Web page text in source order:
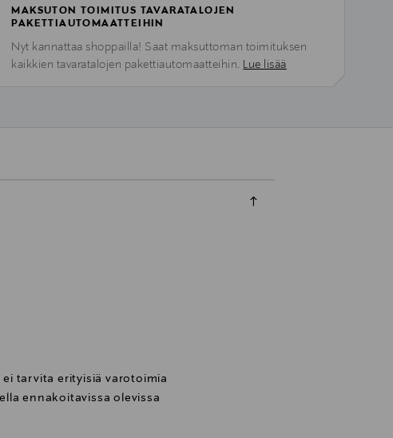
MAKSUTON TOIMITUS TAVARATALOJEN
PAKETTIAUTOMAATTEIHIN
Nyt kannattaa shoppailla! Saat maksuttoman toimituksen
kaikkien tavaratalojen pakettiautomaatteihin. Lue lisää
tarvita erityisiä varotoimia
ennakoitavissa olevissa